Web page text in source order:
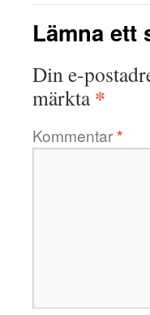
Lämna ett
Din e-
märkta*
Kommentar*